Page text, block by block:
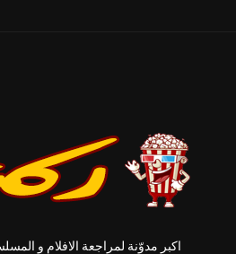
اكبر مدوّنة لمراجعة الافلام و